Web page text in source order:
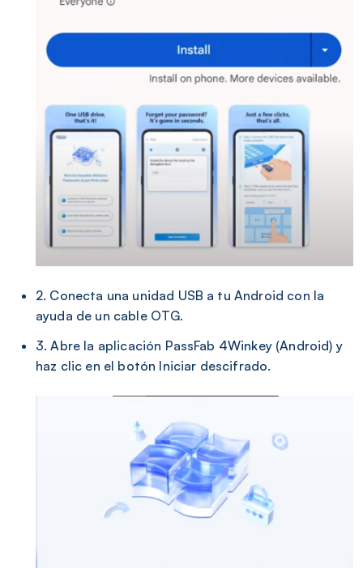
2. Conecta una unidad USB a tu Android con la
ayuda de un cable OTG.
3. Abre la aplicación PassFab 4Winkey (Android) y
haz clic en el botón Iniciar descifrado.